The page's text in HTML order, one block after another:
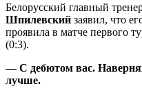
Белорусский главный
Шпилевский заявил, что
проявила в матче первого
(0:3).
— С дебютом вас.
лучше.